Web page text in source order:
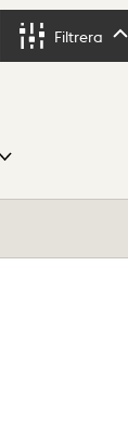
Filtrera